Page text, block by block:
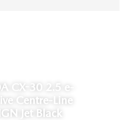
CX-30 2.5 e-
Centre-Line
Jet Black